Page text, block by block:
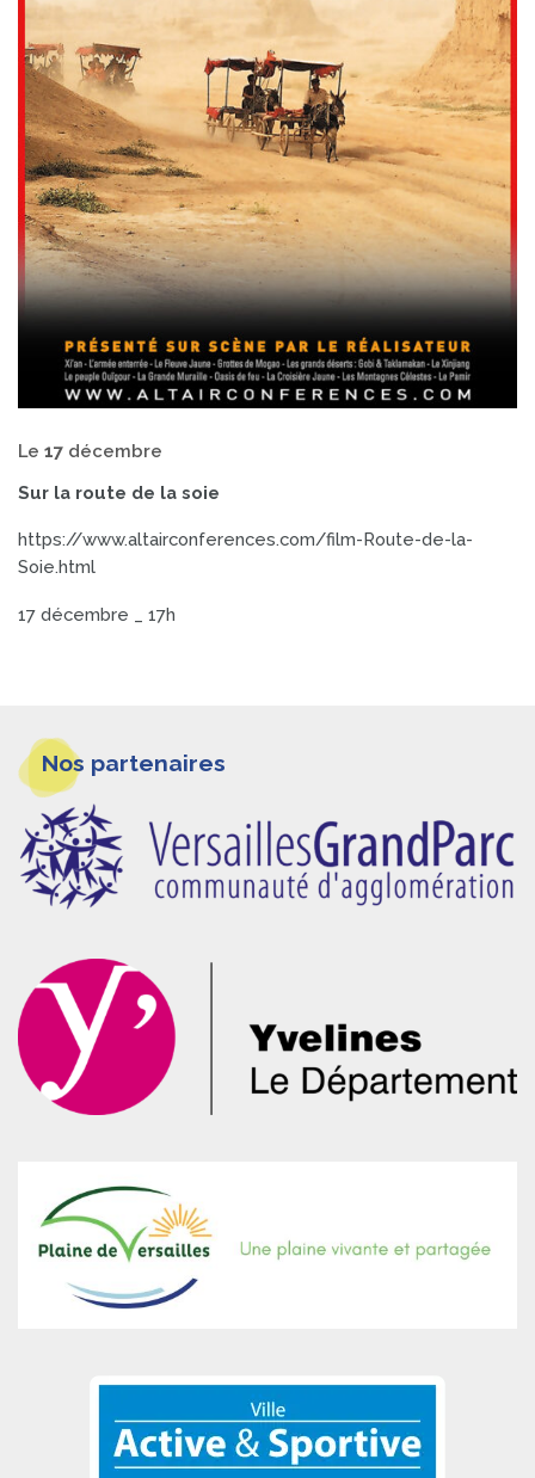
Le 17 décembre
Sur la route de la soie
https://www.altairconferences.com/film-Route-de-la-
Soie.html
17 décembre _ 17h
pieds
de
page
Nos partenaires